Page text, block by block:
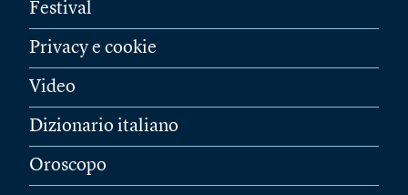
Festival
Privacy e cookie
Video
Dizionario italiano
Oroscopo